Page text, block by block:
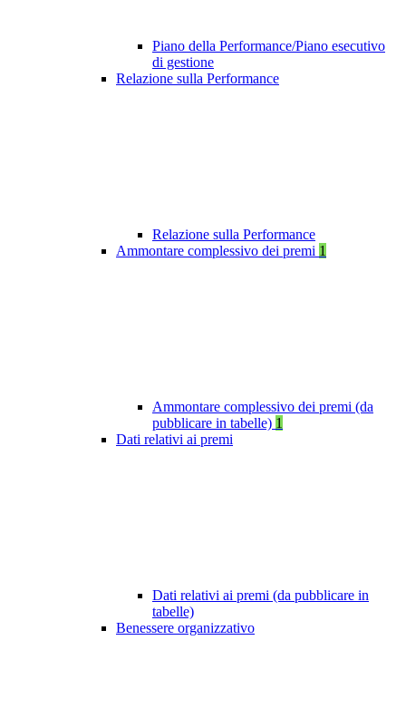
Piano della Performance/Piano esecutivo
di gestione
Relazione sulla Performance
Relazione sulla Performance
Ammontare complessivo dei premi 1
Ammontare complessivo dei premi (da
pubblicare in tabelle) 1
Dati relativi ai premi
Dati relativi ai premi (da pubblicare in
tabelle)
Benessere organizzativo